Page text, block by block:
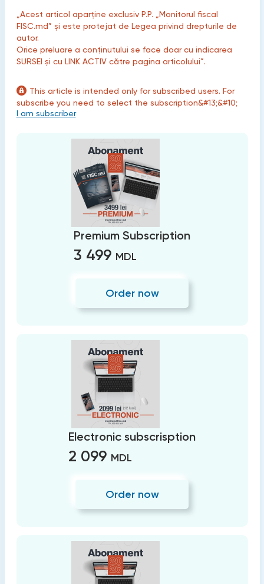
„Acest articol aparține exclusiv P.P. „Monitorul fiscal
FISC.md” și este protejat de Legea privind drepturile de
autor.
Orice preluare a conținutului se face doar cu indicarea
SURSEI și cu LINK ACTIV către pagina articolului”.
This article is intended only for subscribed users. For
subscribe you need to select the subscription&#13;&#10;
I am subscriber
Premium Subscription
3 499 MDL
Order now
Electronic subscrisption
2 099 MDL
Order now